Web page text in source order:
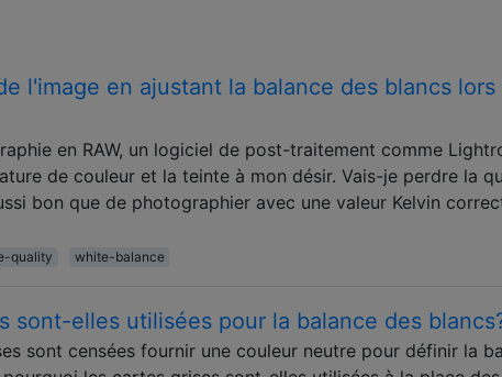
l'image en ajustant la balance des blancs lors
en RAW, un logiciel de post-traitement comme
de couleur et la teinte à mon désir. Vais-je perdre la
bon que de photographier avec une valeur Kelvin
quality white-balance
sont-elles utilisées pour la balance des
sont censées fournir une couleur neutre pour définir la